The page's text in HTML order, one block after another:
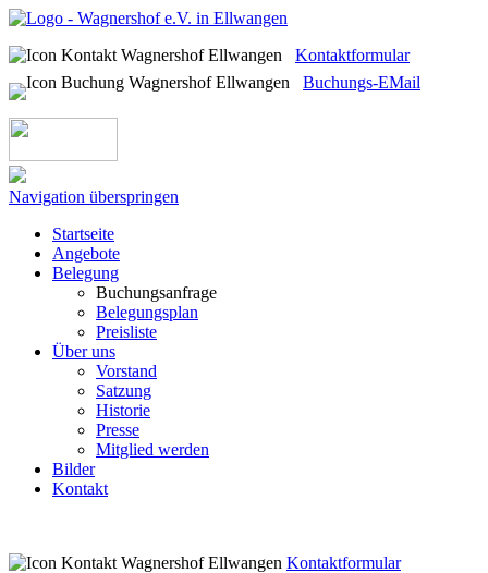
Kontaktformular
Buchungs-EMail
Navigation überspringen
Startseite
Angebote
Belegung
Buchungsanfrage
Belegungsplan
Preisliste
Über uns
Vorstand
Satzung
Historie
Presse
Mitglied werden
Bilder
Kontakt
Kontaktformular